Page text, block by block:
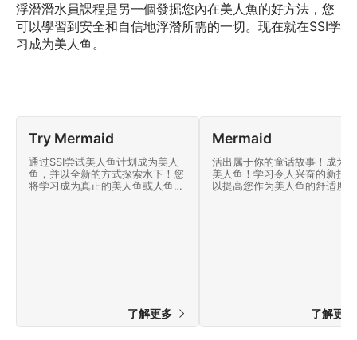
浮潛潛水員課程是另一個發掘您內在美人魚的好方法，您
可以學習到安全和自信地浮潛所需的一切。现在就在SSI学
习成为美人鱼。
Try Mermaid
通过SSI尝试美人鱼计划成为美人
鱼，并以全新的方式探索水下！您
将学习成为真正的美人鱼或人鱼所
了解更多
Mermaid
活出属于你的童话故事！成为
美人鱼！学习令人兴奋的新技
以提高您作为美人鱼的舒适度
了解更